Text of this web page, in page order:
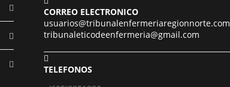
CORREO ELECTRONICO
usuarios@tribunalenfermeriaregionnorte.com
tribunaleticodeenfermeria@gmail.com
TELEFONOS